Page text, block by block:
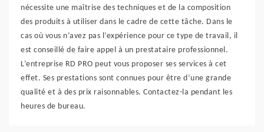
nécessite une maîtrise des techniques et de la composition
des produits à utiliser dans le cadre de cette tâche. Dans le
cas où vous n’avez pas l’expérience pour ce type de travail, il
est conseillé de faire appel à un prestataire professionnel.
L’entreprise RD PRO peut vous proposer ses services à cet
effet. Ses prestations sont connues pour être d’une grande
qualité et à des prix raisonnables. Contactez-la pendant les
heures de bureau.